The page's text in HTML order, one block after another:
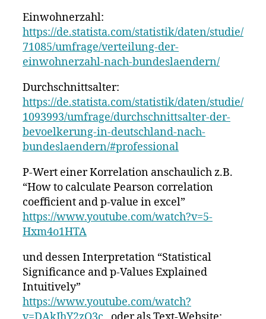
Einwohnerzahl:
https://de.statista.com/statistik/daten/studie/
71085/umfrage/verteilung-der-
einwohnerzahl-nach-bundeslaendern/
Durchschnittsalter:
https://de.statista.com/statistik/daten/studie/
1093993/umfrage/durchschnittsalter-der-
bevoelkerung-in-deutschland-nach-
bundeslaendern/#professional
P-Wert einer Korrelation anschaulich z.B.
“How to calculate Pearson correlation
coefficient and p-value in excel”
https://www.youtube.com/watch?v=5-
Hxm4o1HTA
und dessen Interpretation “Statistical
Significance and p-Values Explained
Intuitively”
https://www.youtube.com/watch?